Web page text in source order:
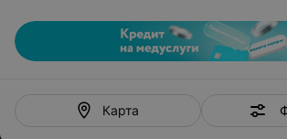
Карта